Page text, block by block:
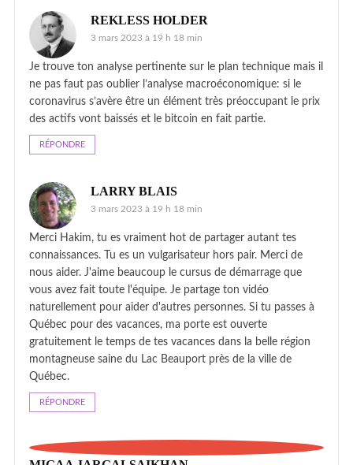
REKLESS HOLDER
3 mars 2023 à 19 h 18 min
Je trouve ton analyse pertinente sur le plan technique mais il
ne pas faut pas oublier l’analyse macroéconomique: si le
coronavirus s’avère être un élément très préoccupant le prix
des actifs vont baissés et le bitcoin en fait partie.
RÉPONDRE
LARRY BLAIS
3 mars 2023 à 19 h 18 min
Merci Hakim, tu es vraiment hot de partager autant tes
connaissances. Tu es un vulgarisateur hors pair. Merci de
nous aider. J'aime beaucoup le cursus de démarrage que
vous avez fait toute l'équipe. Je partage ton vidéo
naturellement pour aider d'autres personnes. Si tu passes à
Québec pour des vacances, ma porte est ouverte
gratuitement le temps de tes vacances dans la belle région
montagneuse saine du Lac Beauport près de la ville de
Québec.
RÉPONDRE